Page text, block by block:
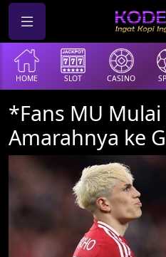
HOME SLOT CASINO
*Fans MU
Amarahnya ke